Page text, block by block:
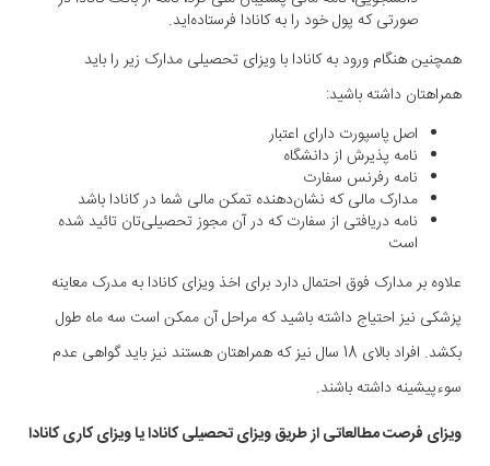
صورتی که پول خود را به کانادا فرستاده‌اید.
همچنین هنگام ورود به کانادا با ویزای تحصیلی مدارک زیر را باید
همراهتان داشته باشید:
اصل پاسپورت دارای اعتبار
نامه پذیرش از دانشگاه
نامه رفرنس سفارت
مدارک مالی که نشان‌دهنده تمکن مالی شما در کانادا باشد
نامه دریافتی از سفارت که در آن مجوز تحصیلی‌تان تائید شده
است
علاوه بر مدارک فوق احتمال دارد برای اخذ ویزای کانادا به مدرک معاینه
پزشکی نیز احتیاج داشته باشید که مراحل آن ممکن است سه ماه طول
بکشد. افراد بالای 18 سال نیز که همراهتان هستند نیز باید گواهی عدم
سوءپیشینه داشته باشند.
ویزای فرصت مطالعاتی از طریق ویزای تحصیلی کانادا یا ویزای کاری کانادا